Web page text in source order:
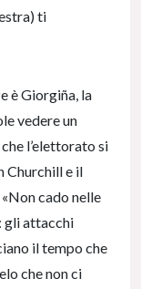
ti
è Giorgiña, la
vedere un
l’elettorato si
Churchill e il
cado nelle
gli attacchi
il tempo che
che non ci